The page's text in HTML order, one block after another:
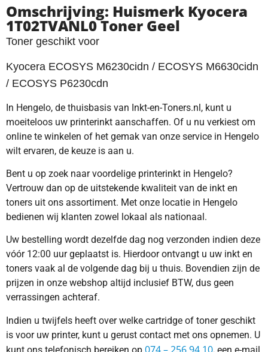
Omschrijving: Huismerk Kyocera
1T02TVANL0 Toner Geel
Toner geschikt voor
Kyocera ECOSYS M6230cidn / ECOSYS M6630cidn
/ ECOSYS P6230cdn
In Hengelo, de thuisbasis van Inkt-en-Toners.nl, kunt u
moeiteloos uw printerinkt aanschaffen. Of u nu verkiest om
online te winkelen of het gemak van onze service in Hengelo
wilt ervaren, de keuze is aan u.
Bent u op zoek naar voordelige printerinkt in Hengelo?
Vertrouw dan op de uitstekende kwaliteit van de inkt en
toners uit ons assortiment. Met onze locatie in Hengelo
bedienen wij klanten zowel lokaal als nationaal.
Uw bestelling wordt dezelfde dag nog verzonden indien deze
vóór 12:00 uur geplaatst is. Hierdoor ontvangt u uw inkt en
toners vaak al de volgende dag bij u thuis. Bovendien zijn de
prijzen in onze webshop altijd inclusief BTW, dus geen
verrassingen achteraf.
Indien u twijfels heeft over welke cartridge of toner geschikt
is voor uw printer, kunt u gerust contact met ons opnemen. U